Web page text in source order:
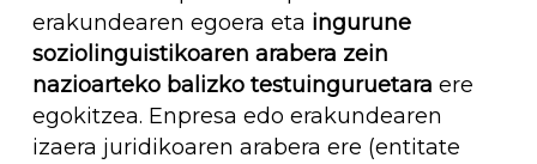
erakundearen egoera eta ingurune
soziolinguistikoaren arabera zein
nazioarteko balizko testuinguruetara ere
egokitzea. Enpresa edo erakundearen
izaera juridikoaren arabera ere (entitate